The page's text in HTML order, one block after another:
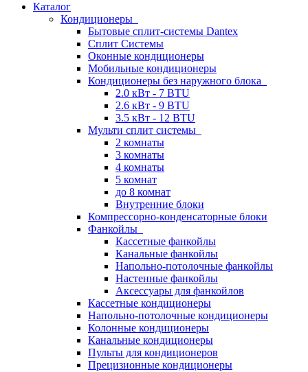
Каталог
Кондиционеры
Бытовые сплит-системы Dantex
Сплит Системы
Оконные кондиционеры
Мобильные кондиционеры
Кондиционеры без наружного блока
2.0 кВт - 7 BTU
2.6 кВт - 9 BTU
3.5 кВт - 12 BTU
Мульти сплит системы
2 комнаты
3 комнаты
4 комнаты
5 комнат
до 8 комнат
Внутренние блоки
Компрессорно-конденсаторные блоки
Фанкойлы
Кассетные фанкойлы
Канальные фанкойлы
Напольно-потолочные фанкойлы
Настенные фанкойлы
Аксессуары для фанкойлов
Кассетные кондиционеры
Напольно-потолочные кондиционеры
Колонные кондиционеры
Канальные кондиционеры
Пульты для кондиционеров
Прецизионные кондиционеры